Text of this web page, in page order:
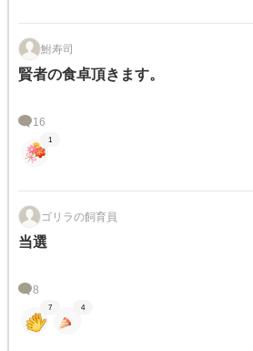
鮒寿司
賢者の食卓頂きます。
16
1
ゴリラの飼育員
当選
8
7 4